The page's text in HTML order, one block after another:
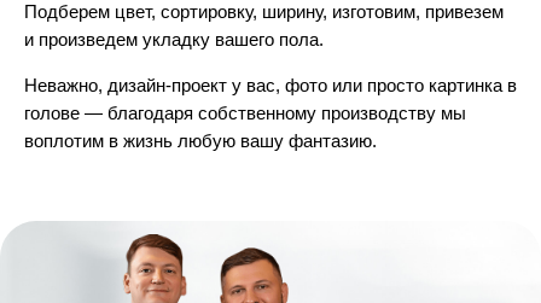
Подберем цвет, сортировку, ширину, изготовим, привезем
и произведем укладку вашего пола.
Неважно, дизайн-проект у вас, фото или просто картинка в
голове — благодаря собственному производству мы
воплотим в жизнь любую вашу фантазию.